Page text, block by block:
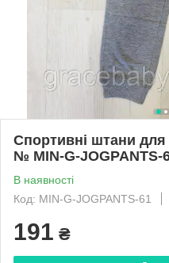
Спортивні штани для
№ MIN-G-JOGPANTS-
В наявності
Код: MIN-G-JOGPANTS-61
191 ₴